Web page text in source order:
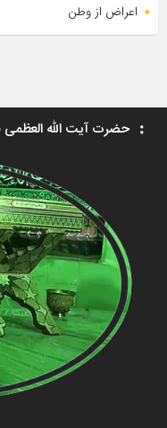
اعراض از وطن
حضرت آیت الله